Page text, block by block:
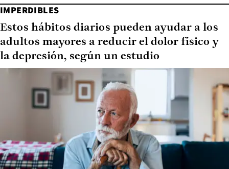
IMPERDIBLES
Estos hábitos diarios pueden ayudar a los
adultos mayores a reducir el dolor físico y
la depresión, según un estudio